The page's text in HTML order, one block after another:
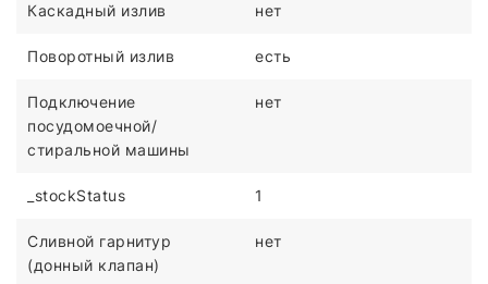
Каскадный излив нет
Поворотный излив есть
Подключение
посудомоечной/
стиральной машины
нет
_stockStatus 1
Сливной гарнитур
(донный клапан)
нет